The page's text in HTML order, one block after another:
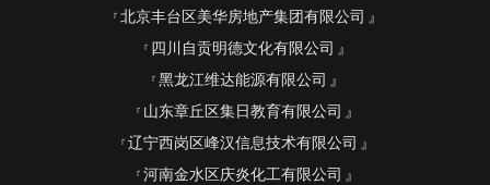
北京丰台区美华房地产集团有限公司
四川自贡明德文化有限公司
黑龙江维达能源有限公司
山东章丘区集日教育有限公司
辽宁西岗区峰汉信息技术有限公司
河南金水区庆炎化工有限公司